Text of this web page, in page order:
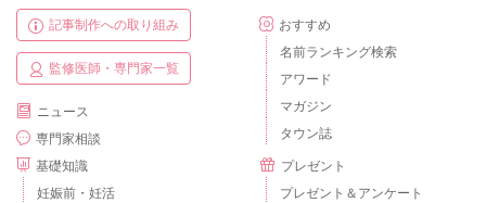
記事制作への取り組み
監修医師・専門家一覧
ニュース
専門家相談
基礎知識
妊娠前・妊活
おすすめ
名前ランキング検索
アワード
マガジン
タウン誌
プレゼント
プレゼント＆アンケート